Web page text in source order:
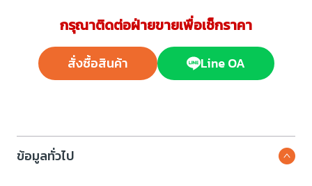
กรุณาติดต่อฝ่ายขายเพื่อเช็กราคา
สั่งซื้อสินค้า Line OA
ข้อมูลทั่วไป